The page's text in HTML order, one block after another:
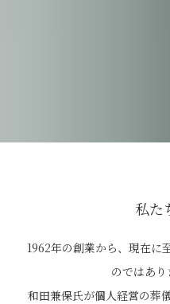
私た
1962年の創業から、現在に
のではあり
和田兼保氏が個人経営の葬